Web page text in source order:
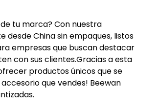
tu marca? Con nuestra
desde China sin empaques, listos
empresas que buscan destacar
con sus clientes.Gracias a esta
productos únicos que se
que vendes! Beewan